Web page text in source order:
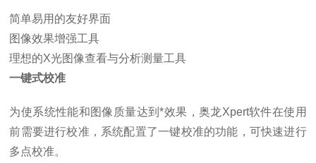
简单易用的友好界面
图像效果增强工具
理想的X光图像查看与分析测量工具
一键式校准
为使系统性能和图像质量达到*效果，奥龙Xpert软件在使用
前需要进行校准，系统配置了一键校准的功能，可快速进行
多点校准。